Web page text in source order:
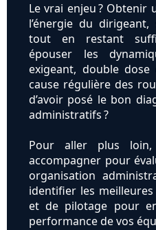
Le vrai enjeu ? Obtenir
l’énergie du
tout en restant
épouser les
exigeant, double dose
cause régulière des
d’avoir posé le bon
administratifs ?
Pour aller plus
accompagner pour
organisation
identifier les
et de pilotage pour
performance de vos